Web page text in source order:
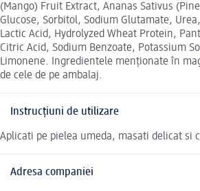
(Mango) Fruit Extract, Ananas Sativus
Glucose, Sorbitol, Sodium Glutamate,
Lactic Acid, Hydrolyzed Wheat Protein,
Citric Acid, Sodium Benzoate, Potassium
Limonene. Ingredientele menționate în
de cele de pe ambalaj.
Instrucțiuni de utilizare
Aplicati pe pielea umeda, masati delicat si
Adresa companiei